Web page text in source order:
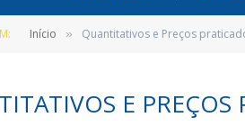
Início » Quantitativos e Preços
E PREÇOS